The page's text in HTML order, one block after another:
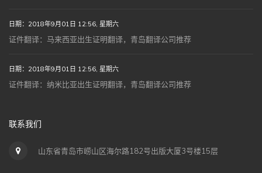
日期：2018年9月01日 12:56, 星期六
证件翻译：马来西亚出生证明翻译，青岛翻译公司推荐
日期：2018年9月01日 12:56, 星期六
证件翻译：纳米比亚出生证明翻译，青岛翻译公司推荐
联系我们
山东省青岛市崂山区海尔路182号出版大厦3号楼15层